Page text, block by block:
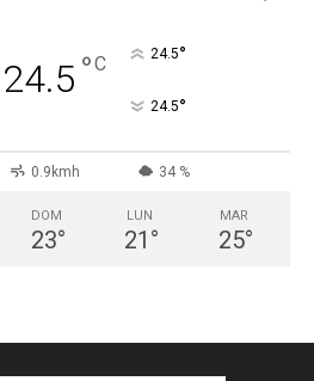
24.5 °C 24.5°
24.5°
0.9kmh 34 %
DOM
23°
LUN
21 °
MAR
25°